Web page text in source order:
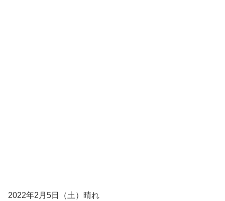
2022年2月5日（土）晴れ